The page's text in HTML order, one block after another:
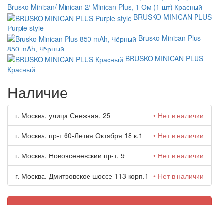
Brusko Minican/ Minican 2/ Minican Plus, 1 Ом (1 шт) Красный
BRUSKO MINICAN PLUS
Purple style
Brusko Minican Plus
850 mAh, Чёрный
BRUSKO MINICAN PLUS
Красный
Наличие
г. Москва, улица Снежная, 25 • Нет в наличии
г. Москва, пр-т 60-Летия Октября 18 к.1 • Нет в наличии
г. Москва, Новоясеневский пр-т, 9 • Нет в наличии
г. Москва, Дмитровское шоссе 113 корп.1 • Нет в наличии